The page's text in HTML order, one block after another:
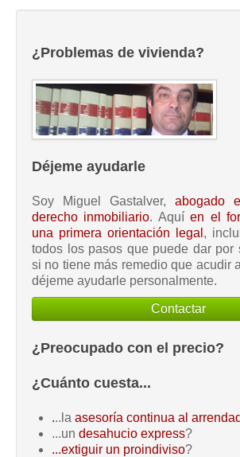
¿Problemas de vivienda?
Déjeme ayudarle
Soy Miguel Gastalver, abogado
derecho inmobiliario. Aquíen el
una primera orientación legal ,
todos los pasos que puede dar por
si no tiene más remedio que acudir
déjeme ayudarle personalmente.
Contactar
¿Preocupado con el precio?
¿Cuánto cuesta...
...la asesoría continua al
...un desahucio express?
...extiguir un proindiviso?